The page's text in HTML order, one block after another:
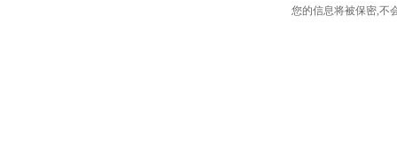
您的信息将被保密,不